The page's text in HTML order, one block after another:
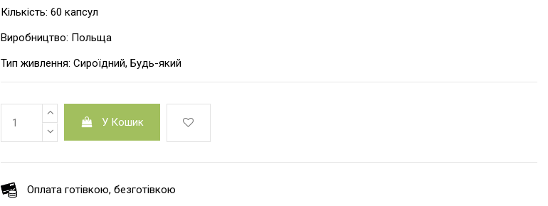
Кількість: 60 капсул
Виробництво: Польща
Тип живлення: Cироїдний, Будь-який
У Кошик
Оплата готівкою, безготівкою